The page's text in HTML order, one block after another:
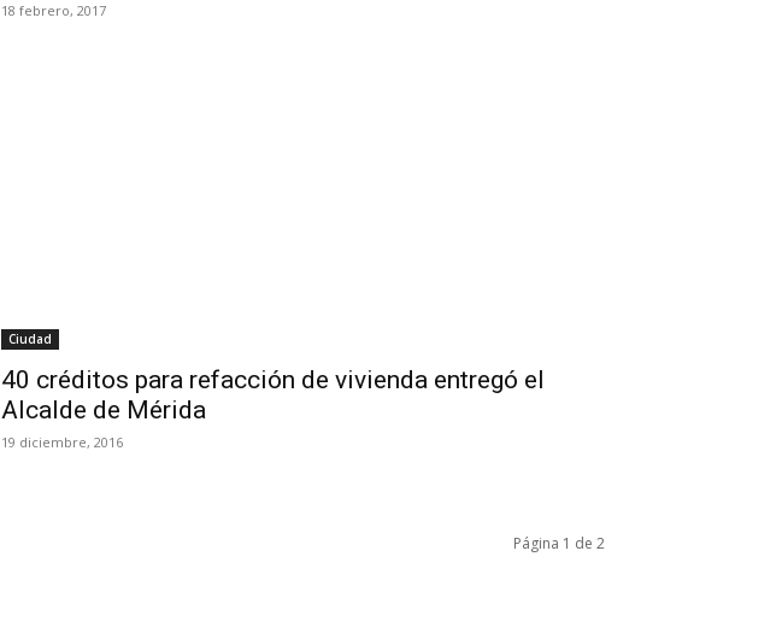
18 febrero, 2017
Ciudad
40 créditos para refacción de vivienda entregó el
Alcalde de Mérida
19 diciembre, 2016
Página 1 de 2